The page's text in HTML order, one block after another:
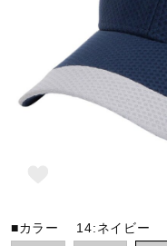
野球
ゴルフ
■カラー 14:ネイビー